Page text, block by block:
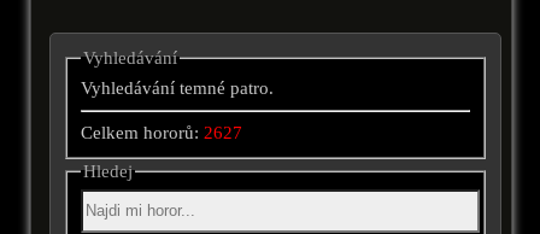
Vyhledávání
Vyhledávání temné patro.
Celkem hororů:2627
Hledej